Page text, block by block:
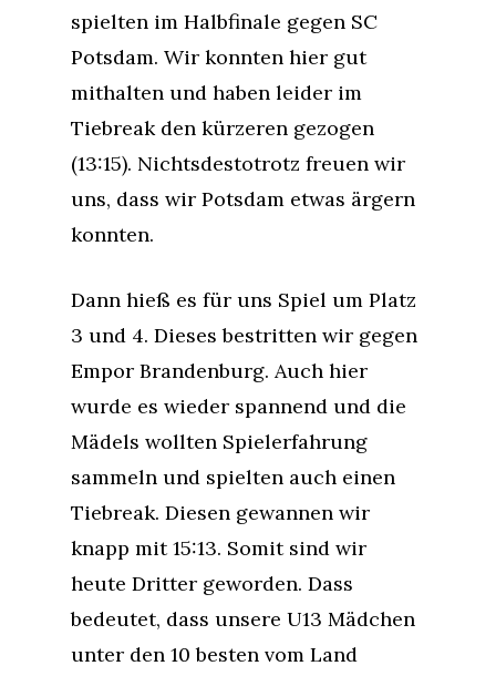
spielten im Halbfinale gegen SC
Potsdam. Wir konnten hier gut
mithalten und haben leider im
Tiebreak den kürzeren gezogen
(13:15). Nichtsdestotrotz freuen wir
uns, dass wir Potsdam etwas ärgern
konnten.
Dann hieß es für uns Spiel um Platz
3 und 4. Dieses bestritten wir gegen
Empor Brandenburg. Auch hier
wurde es wieder spannend und die
Mädels wollten Spielerfahrung
sammeln und spielten auch einen
Tiebreak. Diesen gewannen wir
knapp mit 15:13. Somit sind wir
heute Dritter geworden. Dass
bedeutet, dass unsere U13 Mädchen
unter den 10 besten vom Land